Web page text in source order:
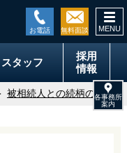
スタッフ
採用
情報
被相続人との続柄の書き